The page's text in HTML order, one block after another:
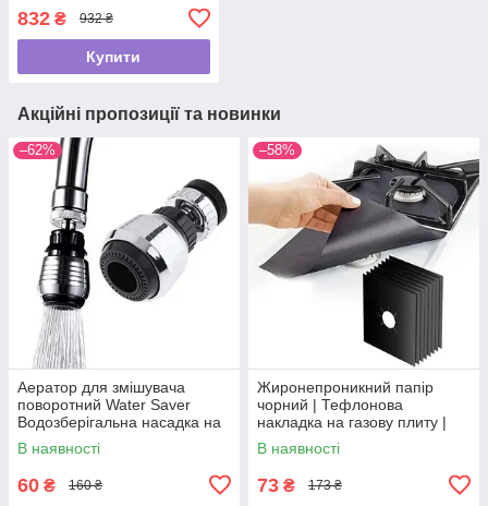
Червоний
832 ₴ 932 ₴
Купити
Акційні пропозиції та новинки
–62%
Аератор для змішувача
поворотний Water Saver
Водозберігальна насадка на
кран
В наявності
60 ₴ 160 ₴
–58%
Жиронепроникний папір
чорний | Тефлонова
накладка на газову плиту |
Захисний папір для плити
В наявності
73 ₴ 173 ₴